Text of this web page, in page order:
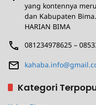
yang kontennya
dan Kabupaten Bima.
HARIAN BIMA
081234978625 –
Kategori